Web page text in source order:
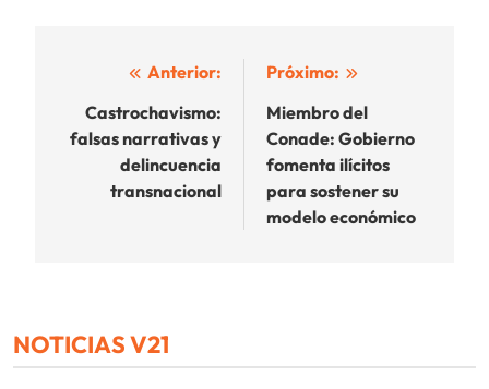
Navegación
entradas
Anterior:
Castrochavismo:
falsas narrativas y
delincuencia
transnacional
Próximo:
Miembro del
Conade: Gobierno
fomenta ilícitos
para sostener su
modelo económico
NOTICIAS V21